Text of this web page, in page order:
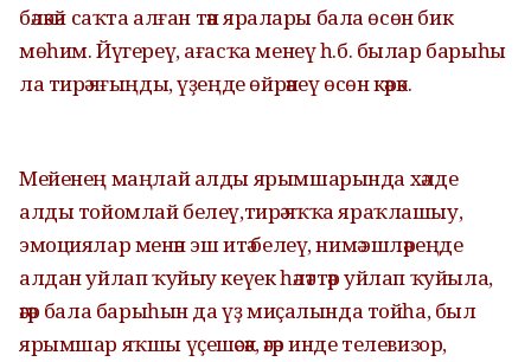
бәләкәй саҡта алған тән яралары бала өсөн бик
мөһим. Йүгереү, ағасҡа менеү һ.б. былар барыһы
ла тирә яғыңды, үҙеңде өйрәнеү өсөн кәрәк.
Мейенең маңлай алды ярымшарында хәлде
алды тойомлай белеү,тирә яҡҡа яраҡлашыу,
эмоциялар менән эш итә белеү, нимә эшләреңде
алдан уйлап ҡуйыу кеүек һәләттәр уйлап ҡуйыла,
әгәр бала барыһын да үҙ миҫалында тойһа, был
ярымшар яҡшы үҫешәсәк, әгәр инде телевизор,